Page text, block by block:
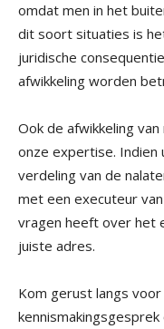
omdat men in het
dit soort situaties is
juridische
afwikkeling worden
Ook de afwikkeling
onze expertise. Indien
verdeling van de
met een executeur
vragen heeft over het
juiste adres.
Kom gerust langs